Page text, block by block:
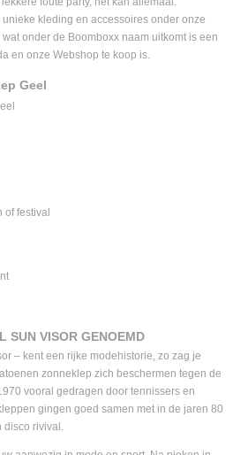
unieke kleding en accessoires onder onze
onder de Boomboxx naam uitkomt is een
en onze Webshop te koop is.
Geel
of festival
SUN VISOR GENOEMD
– kent een rijke modehistorie, zo zag je
zonneklep zich beschermen tegen de
vooral gedragen door tennissers en
gingen goed samen met in de jaren 80
disco rivival.